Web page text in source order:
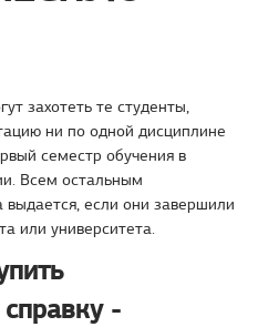
захотеть те студенты,
ни по одной дисциплине
семестр обучения в
Всем остальным
выдается, если они завершили
или университета.
-